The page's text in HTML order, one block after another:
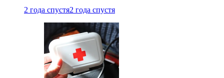
2 года спустя2 года спустя